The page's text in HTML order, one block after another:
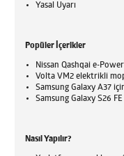
Yasal Uyarı
Popüler İçerikler
Nissan Qashqai e-
Volta VM2 elektrikli
Samsung Galaxy A37
Samsung Galaxy S26
Nasıl Yapılır?